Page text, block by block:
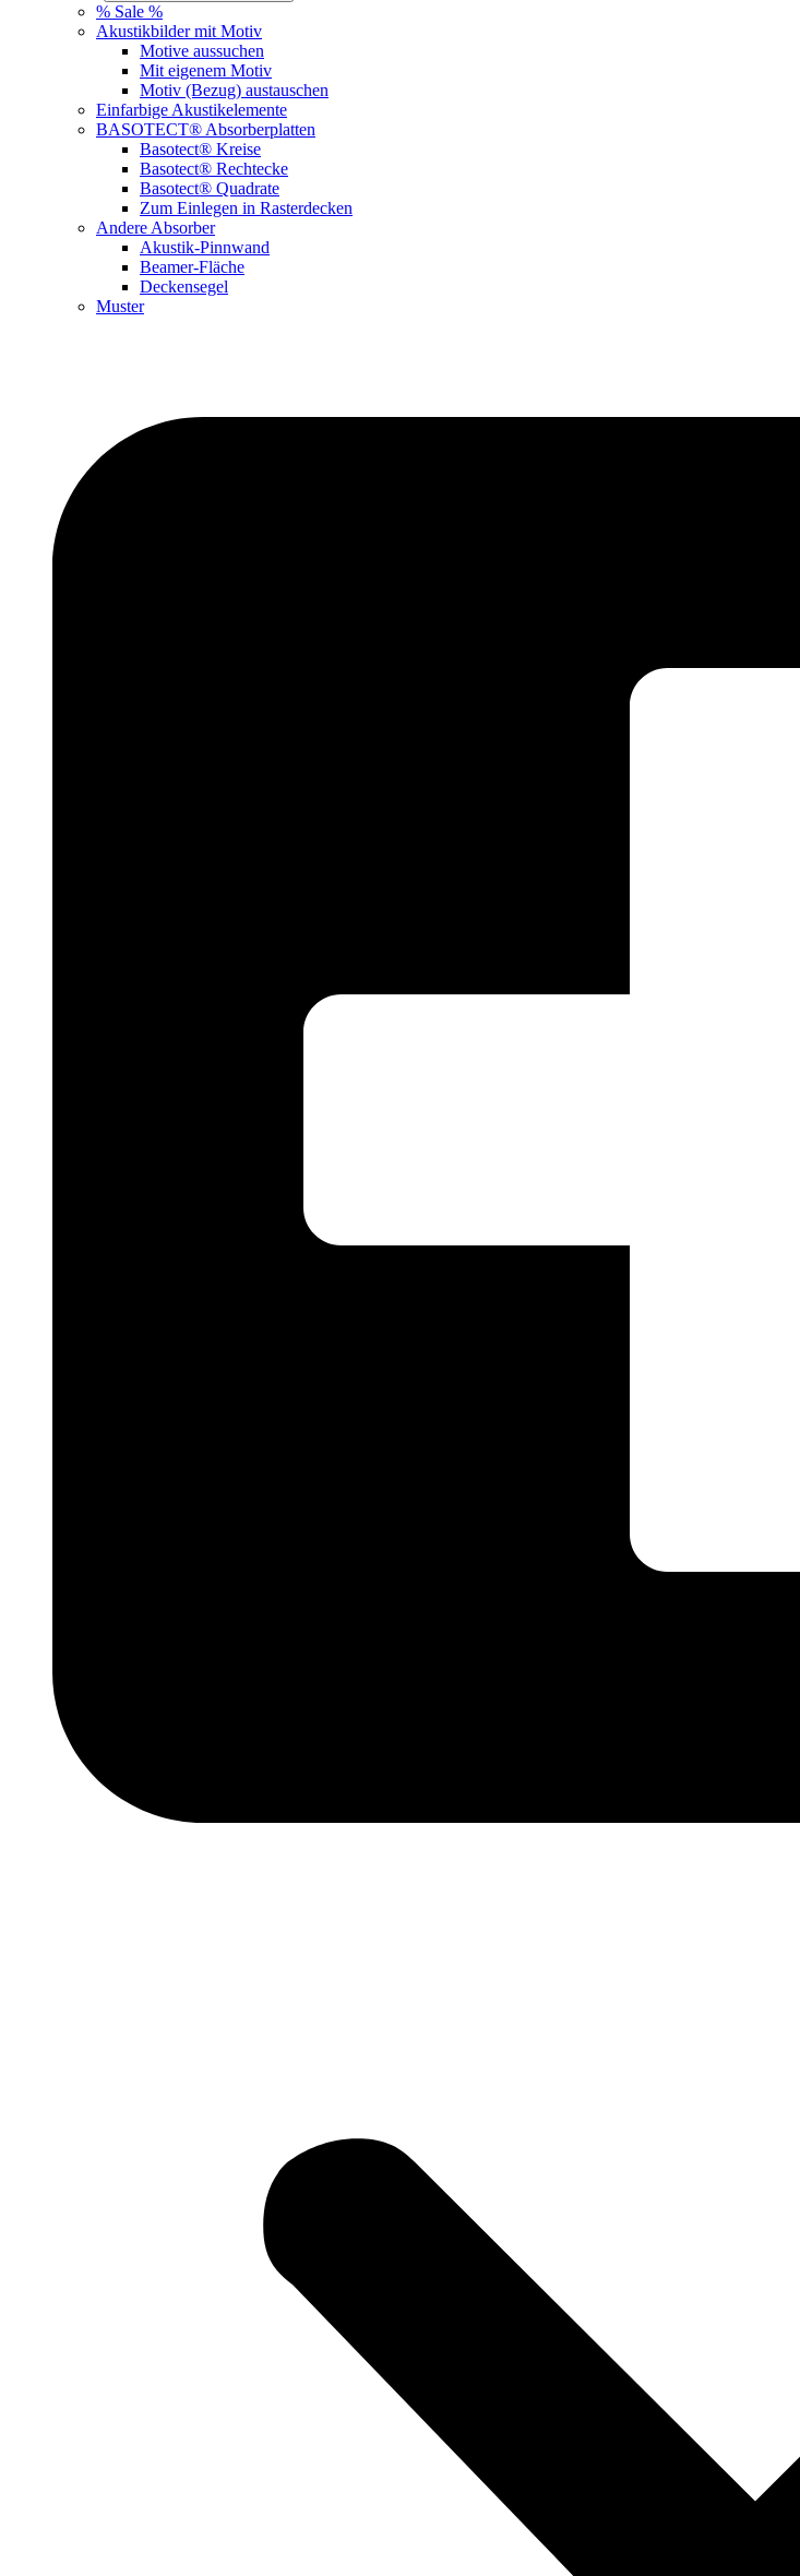
% Sale %
Akustikbilder mit Motiv
Motive aussuchen
Mit eigenem Motiv
Motiv (Bezug) austauschen
Einfarbige Akustikelemente
BASOTECT® Absorberplatten
Basotect® Kreise
Basotect® Rechtecke
Basotect® Quadrate
Zum Einlegen in Rasterdecken
Andere Absorber
Akustik-Pinnwand
Beamer-Fläche
Deckensegel
Muster